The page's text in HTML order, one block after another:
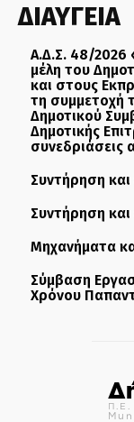
ΔΙΑΥΓΕΙΑ
Α.Δ.Σ. 48/2026
μέλη του
και στους
τη συμμετοχή
Δημοτικού
Δημοτικής
συνεδριάσεις
Συντήρηση
Συντήρηση
Μηχανήματα
Σύμβαση
Χρόνου
Π.Ε.